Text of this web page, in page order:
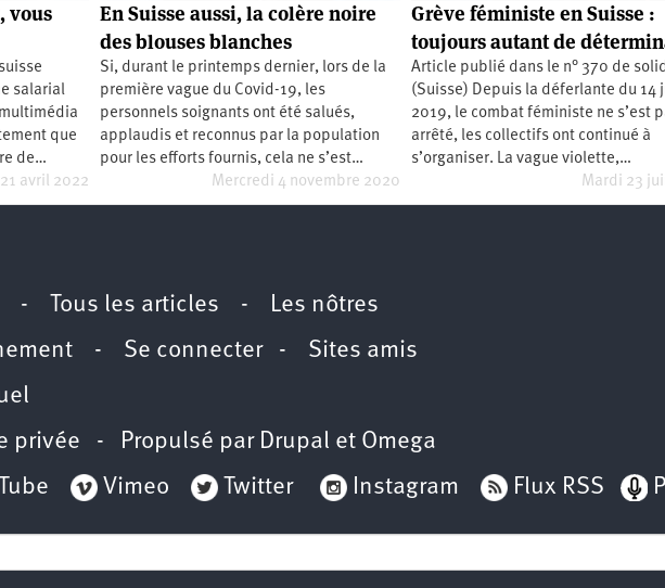
Afrique
Amérique
du
Nord
Amérique
latine
Moyen-
Océanie
Musique
vous
salarial
que
de…
21 avril 2022
En Suisse aussi, la colère noire
des blouses blanches
Si, durant le printemps dernier, lors de la
première vague du Covid-19, les
personnels soignants ont été salués,
applaudis et reconnus par la population
pour les efforts fournis, cela ne s’est…
Mercredi 4 novembre 2020
Grève féministe en Suisse :
toujours autant de
Article publié dans le n° 370 de
(Suisse) Depuis la déferlante du 14
2019, le combat féministe ne s’est
arrêté, les collectifs ont continué à
s’organiser. La vague violette,…
Mardi 23
- Tous les articles - Les nôtres
- Se connecter- Sites amis
privée - Propulsé par Drupal et Omega
Vimeo Twitter Instagram Flux RSS